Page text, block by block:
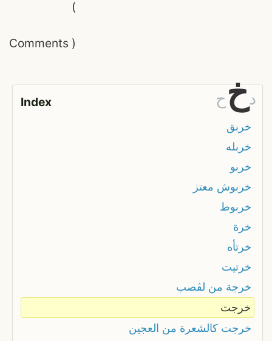
Comments
(
)
Index ح خد
خربق
خربله
خربو
خربوش معتز
خربوط
خرة
خرتأه
خرتيت
خرجة من لڨصب
خرجت
خرجت كالشعرة من العجين